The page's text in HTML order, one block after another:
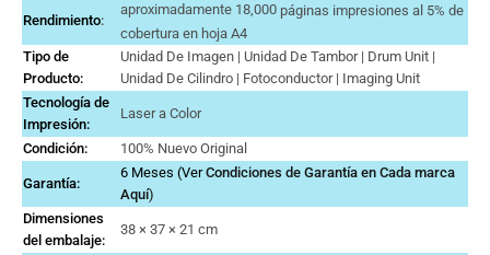
Rendimiento:
aproximadamente 18,000 páginas impresiones al 5% de
cobertura en hoja A4
Tipo de
Producto:
Unidad De Imagen | Unidad De Tambor | Drum Unit |
Unidad De Cilindro | Fotoconductor | Imaging Unit
Tecnología de
Impresión:
Laser a Color
Condición: 100% Nuevo Original
Garantía:
6 Meses (Ver Condiciones de Garantía en Cada marca
Aquí)
Dimensiones
del embalaje:
38 × 37 × 21 cm